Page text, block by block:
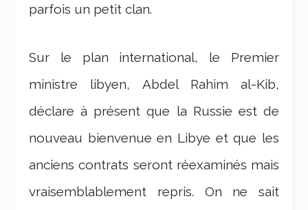
parfois un petit clan.
Sur le plan international, le Premier
ministre libyen, Abdel Rahim al-Kib,
déclare à présent que la Russie est de
nouveau bienvenue en Libye et que les
anciens contrats seront réexaminés mais
vraisemblablement repris. On ne sait